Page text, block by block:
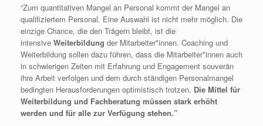
“Zum quantitativen Mangel an Personal kommt der Mangel an
qualifiziertem Personal. Eine Auswahl ist nicht mehr möglich. Die
einzige Chance, die den Trägern bleibt, ist die
intensive Weiterbildung der Mitarbeiter*innen. Coaching und
Weiterbildung sollen dazu führen, dass die Mitarbeiter*innen auch
in schwierigen Zeiten mit Erfahrung und Engagement souverän
ihre Arbeit verfolgen und dem durch ständigen Personalmangel
bedingten Herausforderungen optimistisch trotzen. Die Mittel für
Weiterbildung und Fachberatung müssen stark erhöht
werden und für alle zur Verfügung stehen.”